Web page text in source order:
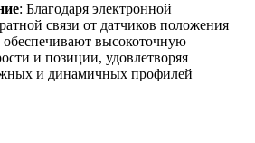
: Благодаря электронной
связи от датчиков положения
высокоточную
и позиции, удовлетворяя
и динамичных профилей